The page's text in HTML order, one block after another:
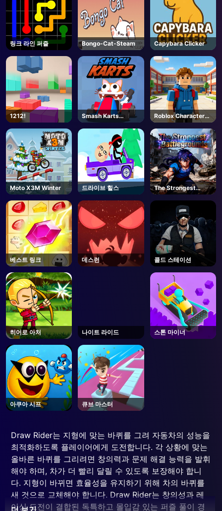
링크 라인 퍼즐 Bongo-Cat-Steam Capybara Clicker
1212!
Smash Karts
Unblocked
Roblox Character
Generator
Moto X3M Winter 드라이브 힐스
The Strongest
Battlegrounds -
베스트 링크 데스런 콜드 스테이션
히어로 아처 나이트 라이드 스톤 마이너
아쿠아 시프 큐브 마스터
Draw Rider는 지형에 맞는 바퀴를 그려 자동차의 성능을
최적화하도록 플레이어에게 도전합니다. 각 상황에 맞는
올바른 바퀴를 그리려면 창의력과 문제 해결 능력을 발휘
해야 하며, 차가 더 빨리 달릴 수 있도록 보장해야 합니
다. 지형이 바뀌면 효율성을 유지하기 위해 차의 바퀴를
새 것으로 교체해야 합니다. Draw Rider는 창의성과 레
이싱 도전이 결합된 독특하고 몰입감 있는 퍼즐 풀이 경